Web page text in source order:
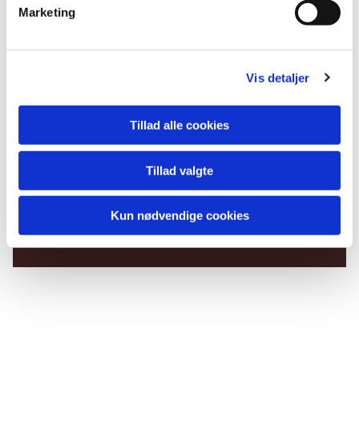
Marketing
Vis detaljer
Tillad alle cookies
Tillad valgte
Kun nødvendige cookies
Du vil måske også kunne
lide...